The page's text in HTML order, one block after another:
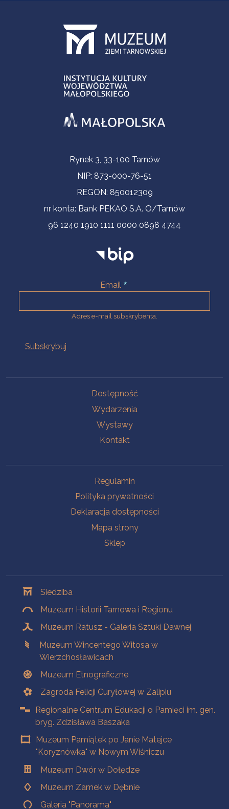
Informacje kontaktoweRynek 3, 33-100 Tarnów
NIP: 873-000-76-51
REGON: 850012309
nr konta: Bank PEKAO S.A. O/Tarnów
96 1240 1910 1111 0000 0898 4744
Email
Adres e-mail subskrybenta.
Dostępność
Wydarzenia
Wystawy
Kontakt
Regulamin
Polityka prywatności
Deklaracja dostępności
Mapa strony
Sklep
Siedziba
Muzeum Historii Tarnowa i Regionu
Muzeum Ratusz - Galeria Sztuki Dawnej
Muzeum Wincentego Witosa w
Wierzchosławicach
Muzeum Etnograficzne
Zagroda Felicji Curyłowej w Zalipiu
Regionalne Centrum Edukacji o Pamięci im. gen.
bryg. Zdzisława Baszaka
Muzeum Pamiątek po Janie Matejce
"Koryznówka" w Nowym Wiśniczu
Muzeum Dwór w Dołędze
Muzeum Zamek w Dębnie
Galeria "Panorama"